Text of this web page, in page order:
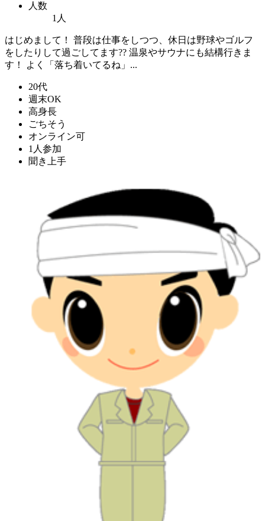
人数
1人
はじめまして！ 普段は仕事をしつつ、休日は野球やゴルフ
をしたりして過ごしてます?? 温泉やサウナにも結構行きま
す！ よく「落ち着いてるね」...
20代
週末OK
高身長
ごちそう
オンライン可
1人参加
聞き上手